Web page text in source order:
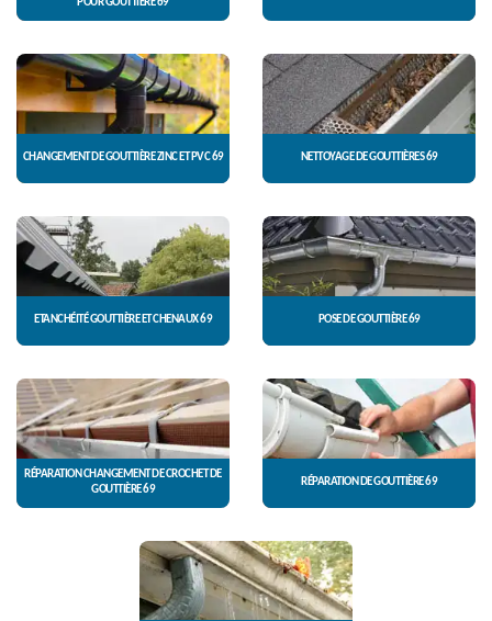
POUR GOUTTIÈRE 69
CHANGEMENT DE GOUTTIÈRE ZINC ET PVC 69 NETTOYAGE DE GOUTTIÈRES 69
ETANCHÉITÉ GOUTTIÈRE ET CHENAUX 69 POSE DE GOUTTIÈRE 69
RÉPARATION CHANGEMENT DE CROCHET DE
GOUTTIÈRE 69
RÉPARATION DE GOUTTIÈRE 69